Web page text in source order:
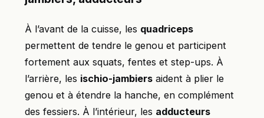
À l’avant de la cuisse, les quadriceps
permettent de tendre le genou et participent
fortement aux squats, fentes et step-ups. À
l’arrière, les ischio-jambiers aident à plier le
genou et à étendre la hanche, en complément
des fessiers. À l’intérieur, les adducteurs